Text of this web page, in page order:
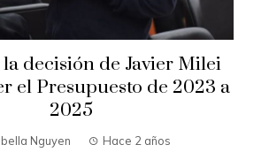
decisión de Javier Milei
el Presupuesto de 2023 a
2025
Nguyen Hace 2 años